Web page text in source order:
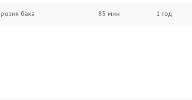
бака 85 мин 1 год